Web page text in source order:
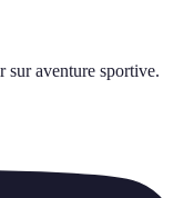
sur aventure sportive.